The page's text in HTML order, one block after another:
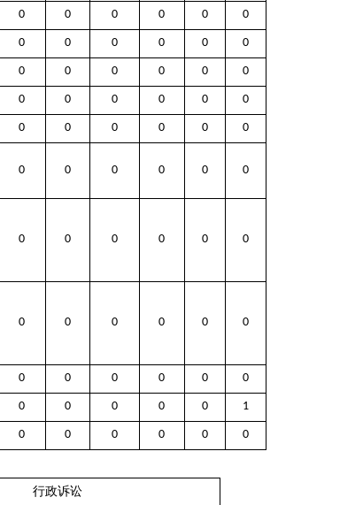
0 0 0 0 0 0
0 0 0 0 0 0
0 0 0 0 0 0
0 0 0 0 0 0
0 0 0 0 0 0
0 0 0 0 0 0
0 0 0 0 0 0
0 0 0 0 0 0
0 0 0 0 0 0
0 0 0 0 0 1
0 0 0 0 0 0
行政诉讼